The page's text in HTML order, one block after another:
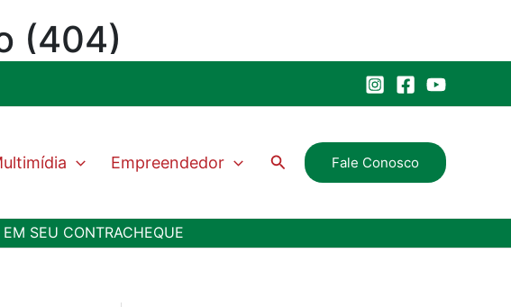
Empreendedor PesquisarFale Conosco
SEU CONTRACHEQUE